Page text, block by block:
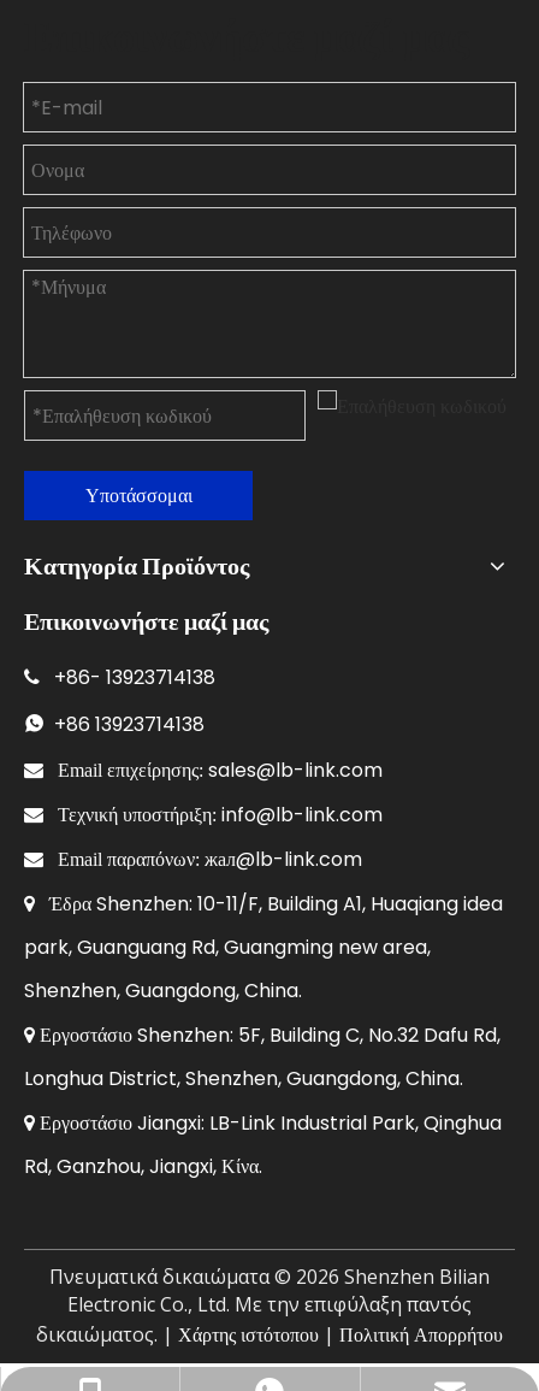
Υποτάσσομαι
Κατηγορία Προϊόντος
Επικοινωνήστε μαζί μας
 +86- 13923714138
 +86 13923714138
 Email επιχείρησης: sales@lb-link.com
 Τεχνική υποστήριξη: info@lb-link.com
 Email παραπόνων: жал@lb-link.com
Έδρα Shenzhen: 10-11/F, Building A1, Huaqiang idea
park, Guanguang Rd, Guangming new area,
Shenzhen, Guangdong, China.
 Εργοστάσιο Shenzhen: 5F, Building C, No.32 Dafu Rd,
Longhua District, Shenzhen, Guangdong, China.
 Εργοστάσιο Jiangxi: LB-Link Industrial Park, Qinghua
Rd, Ganzhou, Jiangxi, Κίνα.
Πνευματικά δικαιώματα © 2026 Shenzhen Bilian
Electronic Co., Ltd. Με την επιφύλαξη παντός
δικαιώματος. | Χάρτης ιστότοπου | Πολιτική Απορρήτου